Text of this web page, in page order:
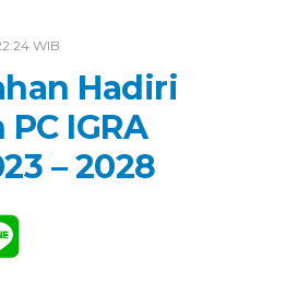
WIB
Hadiri
IGRA
– 2028